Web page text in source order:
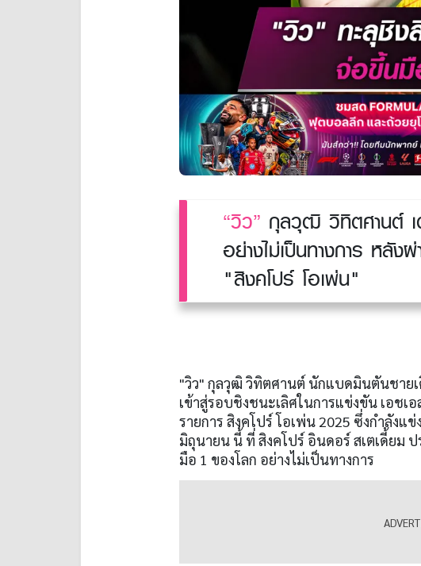
“วิว” กุลวุฒิ วิทิตศานต์
อย่างไม่เป็นทางการ หลัง
"สิงคโปร์ โอเพ่น"
"วิว" กุลวุฒิ วิทิตศานต์ นักแบดมินตันชายเ
เข้าสู่รอบชิงชนะเลิศในการแข่งขัน เอชเ
รายการ สิงคโปร์ โอเพ่น2025 ซึ่งกำลังแ
มิถุนายน นี้ ที่ สิงคโปร์ อินดอร์ สเตเดี้ยม
มือ 1 ของโลก อย่างไม่เป็นทางการ